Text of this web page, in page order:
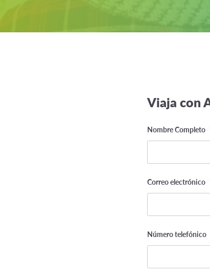
Viaja con
Name
is
for
and
left
Nombre Completo
Correo electrónico
Número telefónico